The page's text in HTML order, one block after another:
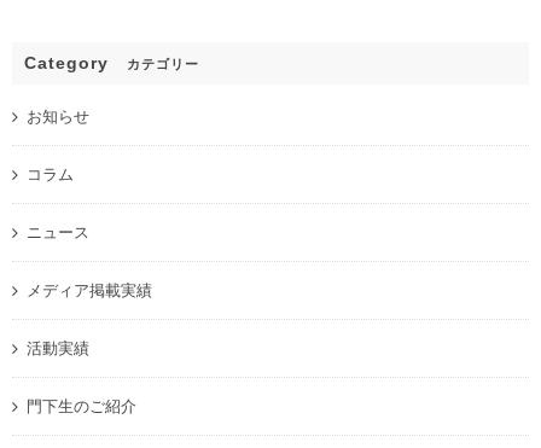
Category カテゴリー
お知らせ
コラム
ニュース
メディア掲載実績
活動実績
門下生のご紹介